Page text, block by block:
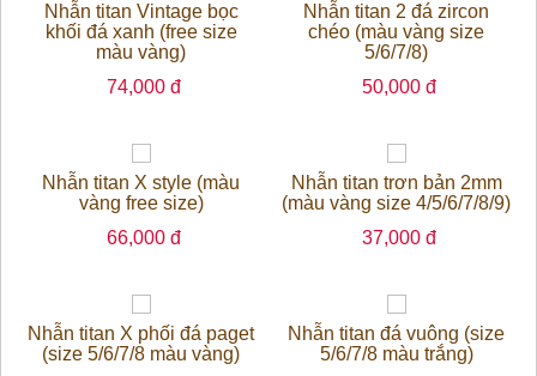
Nhẫn titan Vintage bọc
khối đá xanh (free size
màu vàng)
74,000 đ
Nhẫn titan 2 đá zircon
chéo (màu vàng size
5/6/7/8)
50,000 đ
Nhẫn titan X style (màu
vàng free size)
66,000 đ
Nhẫn titan trơn bản 2mm
(màu vàng size 4/5/6/7/8/9)
37,000 đ
Nhẫn titan X phối đá paget
(size 5/6/7/8 màu vàng)
Nhẫn titan đá vuông (size
5/6/7/8 màu trắng)